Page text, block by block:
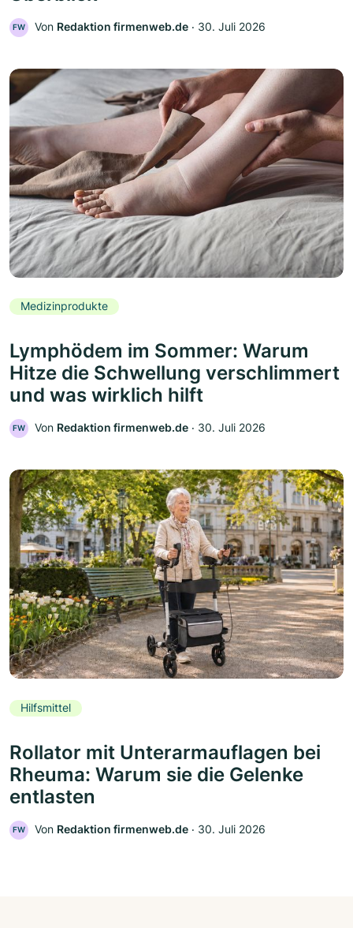
FW Von Redaktion firmenweb.de ‧ 30. Juli 2026
Medizinprodukte
Lymphödem im Sommer: Warum
Hitze die Schwellung verschlimmert
und was wirklich hilft
FW Von Redaktion firmenweb.de ‧ 30. Juli 2026
Hilfsmittel
Rollator mit Unterarmauflagen bei
Rheuma: Warum sie die Gelenke
entlasten
FW Von Redaktion firmenweb.de ‧ 30. Juli 2026